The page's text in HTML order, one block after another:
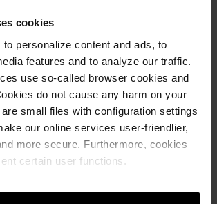
cookies
personalize content and ads, to
features and to analyze our traffic.
use so-called browser cookies and
do not cause any harm on your
small files with configuration settings
our online services user-friendlier,
more secure. Furthermore, cookies
certain user functions.